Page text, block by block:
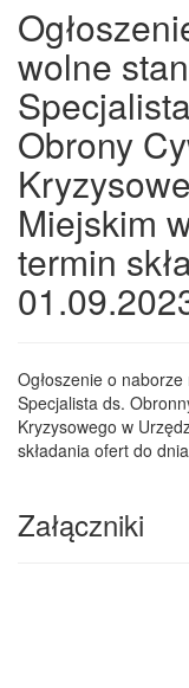
wolne
Obrony
Miejskim
termin
Ogłoszenie o
Specjalista ds.
Kryzysowego w
składania ofert do
Załączniki